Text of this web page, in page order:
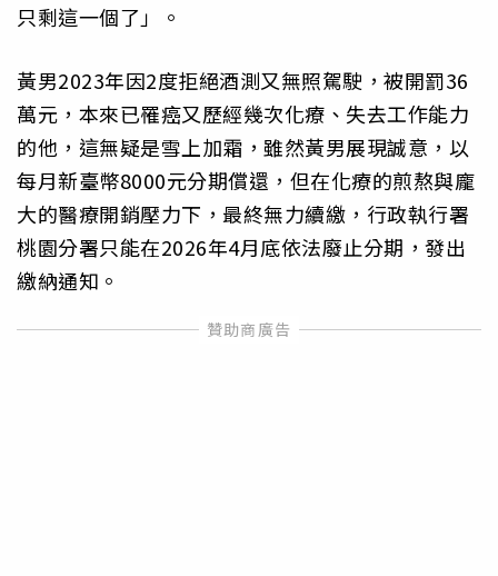
只剩這一個了」。
黃男2023年因2度拒絕酒測又無照駕駛，被開罰36
萬元，本來已罹癌又歷經幾次化療、失去工作能力
的他，這無疑是雪上加霜，雖然黃男展現誠意，以
每月新臺幣8000元分期償還，但在化療的煎熬與龐
大的醫療開銷壓力下，最終無力續繳，行政執行署
桃園分署只能在2026年4月底依法廢止分期，發出
繳納通知。